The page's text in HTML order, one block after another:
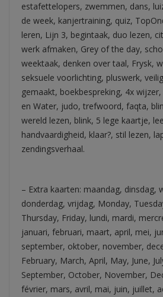
estafettelopers, zwemmen, dans,
de week, kanjertraining, quiz,
leren, Lijn 3, begintaak, duo lezen,
werk afmaken, Grey of the day,
weektaak, denken over taal, Frysk,
seksuele voorlichting, pluswerk,
gemaakt, boekbespreking, 4x
en Water, judo, trefwoord, faqta,
wereld lezen, blink, 5 lege kaartje,
handvaardigheid, klaar?, stil lezen,
zendingsverhaal.
– Extra kaarten: maandag, dinsdag,
donderdag, vrijdag, Monday,
Thursday, Friday, lundi, mardi,
januari, februari, maart, april, mei,
september, oktober, november,
February, March, April, May, June,
September, October, November,
février, mars, avril, mai, juin, juillet,